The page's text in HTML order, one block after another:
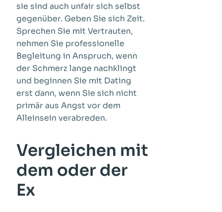
sie sind auch unfair sich selbst
gegenüber. Geben Sie sich Zeit.
Sprechen Sie mit Vertrauten,
nehmen Sie professionelle
Begleitung in Anspruch, wenn
der Schmerz lange nachklingt
und beginnen Sie mit Dating
erst dann, wenn Sie sich nicht
primär aus Angst vor dem
Alleinsein verabreden.
Vergleichen mit
dem oder der
Ex